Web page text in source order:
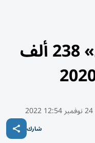
تلوّث الهواء «يقتل» 238 ألف
24 نوفمبر 12:54 2022
شارك